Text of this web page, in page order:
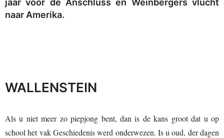
jaar voor de Anschluss en Weinbergers vlucht
naar Amerika.
WALLENSTEIN
Als u niet meer zo piepjong bent, dan is de kans groot dat u op
school het vak Geschiedenis werd onderwezen. Is u oud, der dagen